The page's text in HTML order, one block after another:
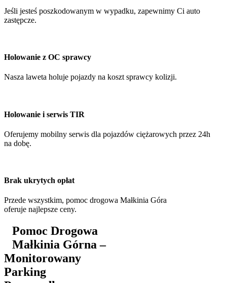
Jeśli jesteś poszkodowanym w wypadku, zapewnimy Ci auto
zastępcze.
Holowanie z OC sprawcy
Nasza laweta holuje pojazdy na koszt sprawcy kolizji.
Holowanie i serwis TIR
Oferujemy mobilny serwis dla pojazdów ciężarowych przez 24h
na dobę.
Brak ukrytych opłat
Przede wszystkim, pomoc drogowa Małkinia Góra
oferuje najlepsze ceny.
Pomoc Drogowa
Małkinia Górna –
Monitorowany
Parking